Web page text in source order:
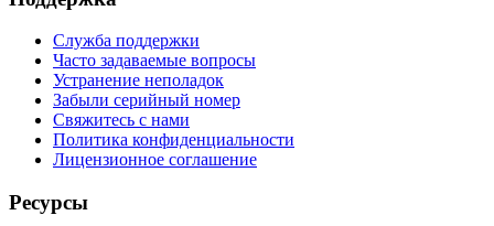
Служба поддержки
Часто задаваемые вопросы
Устранение неполадок
Забыли серийный номер
Свяжитесь с нами
Политика конфиденциальности
Лицензионное соглашение
Ресурсы